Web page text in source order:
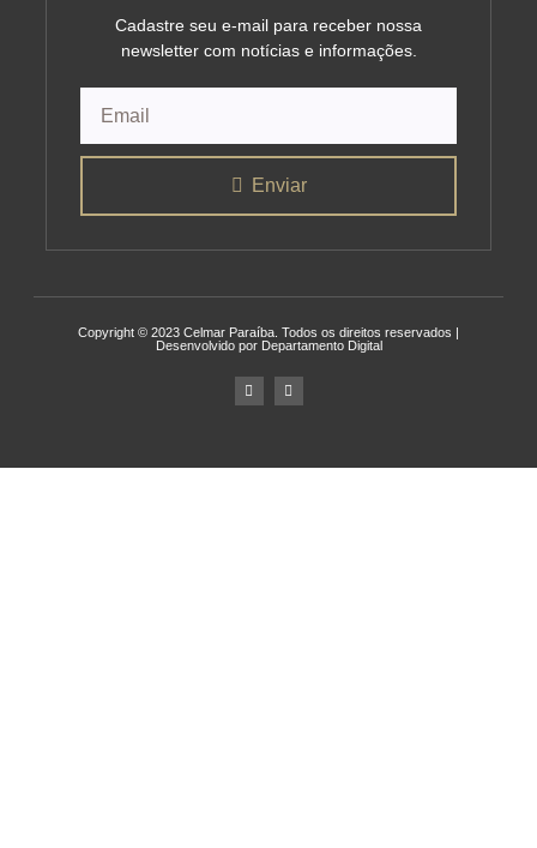
Cadastre seu e-mail para receber nossa
newsletter com notícias e informações.
Enviar
Copyright © 2023 Celmar Paraíba. Todos os direitos reservados |
Desenvolvido por Departamento Digital